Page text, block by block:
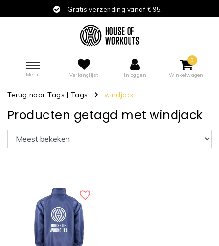
Gratis verzending vanaf € 95,-
Menu Verlanglijst Inloggen
0
Winkelwagen
Terug naar Tags | Tags windjack
Producten getagd met windjack